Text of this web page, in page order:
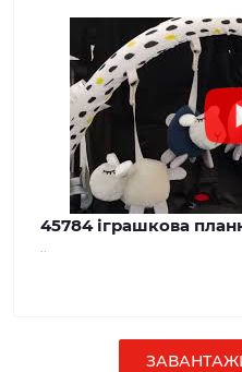
45784 іграшкова